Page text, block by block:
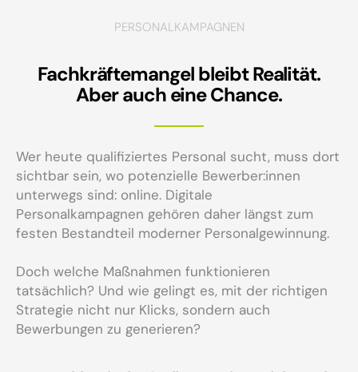
PERSONALKAMPAGNEN
Fachkräftemangel bleibt Realität.
Aber auch eine Chance.
Wer heute qualifiziertes Personal sucht, muss dort
sichtbar sein, wo potenzielle Bewerber:innen
unterwegs sind: online. Digitale
Personalkampagnen gehören daher längst zum
festen Bestandteil moderner Personalgewinnung.
Doch welche Maßnahmen funktionieren
tatsächlich? Und wie gelingt es, mit der richtigen
Strategie nicht nur Klicks, sondern auch
Bewerbungen zu generieren?